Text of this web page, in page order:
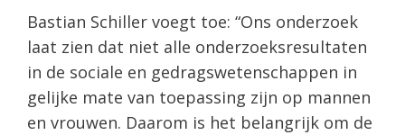
Bastian Schiller voegt toe: “Ons onderzoek
laat zien dat niet alle onderzoeksresultaten
in de sociale en gedragswetenschappen in
gelijke mate van toepassing zijn op mannen
en vrouwen. Daarom is het belangrijk om de